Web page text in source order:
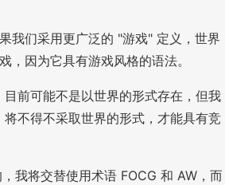
我们采用更广泛的 "游戏" 定义，世界
，因为它具有游戏风格的语法。
目前可能不是以世界的形式存在，但我
不得不采取世界的形式，才能具有竞
我将交替使用术语 FOCG 和 AW，而